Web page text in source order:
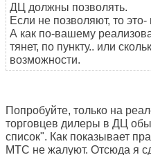
ДЦ должны позволять.
Если не позволяют, то
А как по-вашему
тянет, по пункту.. или
возможности.
Попробуйте, только на
торговцев дилеры в ДЦ
список". Как показывает
МТС не жалуют. Отсюда я